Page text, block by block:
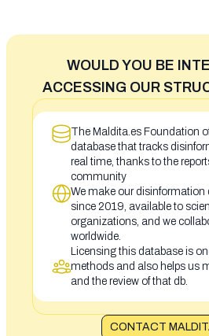
WOULD YOU BE
ACCESSING OUR
The Maldita.es Foundation
database that tracks
real time, thanks to the
community
We make our disinformation
since 2019, available to
organizations, and we
worldwide.
Licensing this database is
methods and also helps us
and the review of that db.
CONTACT